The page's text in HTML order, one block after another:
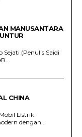
MANUSANTARA
Sejati (Penulis Saidi
CHINA
Listrik
dengan...